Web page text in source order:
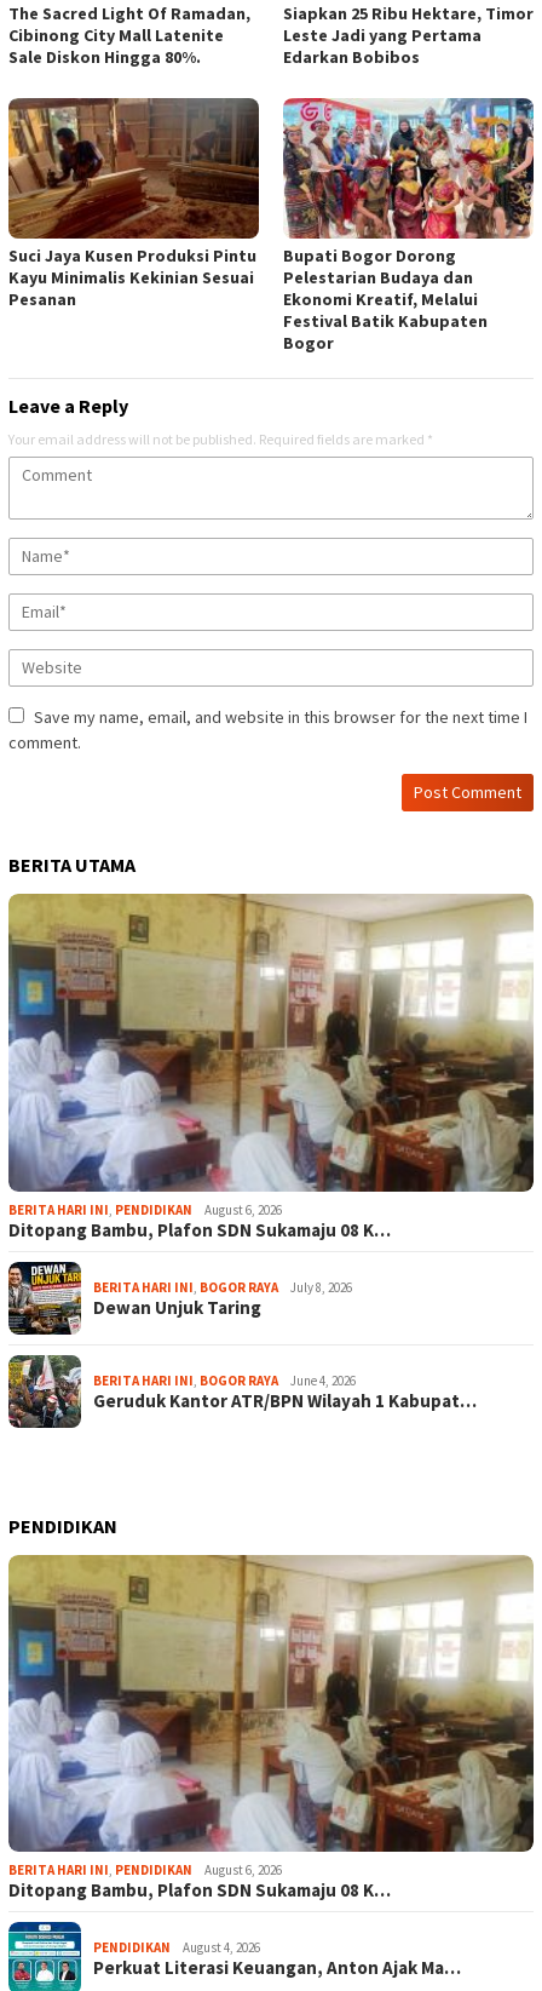
The Sacred Light Of Ramadan,
Cibinong City Mall Latenite
Sale Diskon Hingga 80%.
Siapkan 25 Ribu Hektare, Timor
Leste Jadi yang Pertama
Edarkan Bobibos
Suci Jaya Kusen Produksi Pintu
Kayu Minimalis Kekinian Sesuai
Pesanan
Bupati Bogor Dorong
Pelestarian Budaya dan
Ekonomi Kreatif, Melalui
Festival Batik Kabupaten
Bogor
Leave a Reply
Your email address will not be published. Required fields are marked *
Save my name, email, and website in this browser for the next time I
comment.
BERITA UTAMA
BERITA HARI INI PENDIDIKAN August 6, 2026
Ditopang Bambu, Plafon SDN Sukamaju 08 K…
BERITA HARI INI BOGOR RAYA July 8, 2026
Dewan Unjuk Taring
BERITA HARI INI BOGOR RAYA June 4, 2026
Geruduk Kantor ATR/BPN Wilayah 1 Kabupat…
PENDIDIKAN
BERITA HARI INI, PENDIDIKAN August 6, 2026
Ditopang Bambu, Plafon SDN Sukamaju 08 K…
PENDIDIKAN August 4, 2026
Perkuat Literasi Keuangan, Anton Ajak Ma…